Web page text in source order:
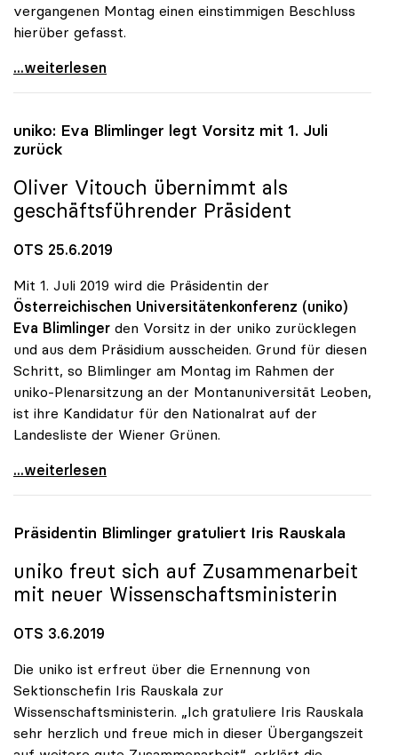
vergangenen Montag einen einstimmigen Beschluss
hierüber gefasst.
uniko-Vorsitz: Vitouch folgt auf Blimlinger
...weiterlesen
uniko: Eva Blimlinger legt Vorsitz mit 1. Juli
zurück
Oliver Vitouch übernimmt als
geschäftsführender Präsident
OTS 25.6.2019
Mit 1. Juli 2019 wird die Präsidentin der
Österreichischen Universitätenkonferenz (uniko)
Eva Blimlinger den Vorsitz in der uniko zurücklegen
und aus dem Präsidium ausscheiden. Grund für diesen
Schritt, so Blimlinger am Montag im Rahmen der
uniko-Plenarsitzung an der Montanuniversität Leoben,
ist ihre Kandidatur für den Nationalrat auf der
Landesliste der Wiener Grünen.
uniko: Eva Blimlinger legt Vorsitz mit 1. Juli
...weiterlesen
Präsidentin Blimlinger gratuliert Iris Rauskala
uniko freut sich auf Zusammenarbeit
mit neuer Wissenschaftsministerin
OTS 3.6.2019
Die uniko ist erfreut über die Ernennung von
Sektionschefin Iris Rauskala zur
Wissenschaftsministerin. „Ich gratuliere Iris Rauskala
sehr herzlich und freue mich in dieser Übergangszeit